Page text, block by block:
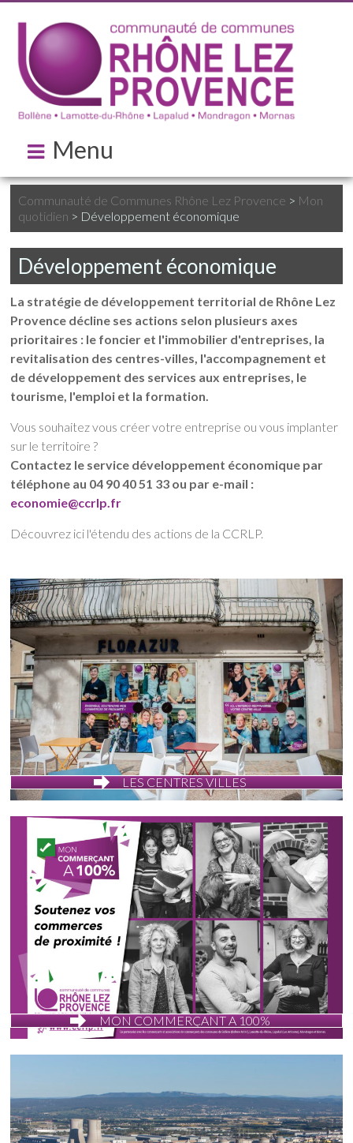
Menu
Communauté de Communes Rhône Lez Provence > Mon
quotidien > Développement économique
Développement économique
La stratégie de développement territorial de Rhône Lez
Provence décline ses actions selon plusieurs axes
prioritaires : le foncier et l'immobilier d'entreprises, la
revitalisation des centres-villes, l'accompagnement et
de développement des services aux entreprises, le
tourisme, l'emploi et la formation.
Vous souhaitez vous créer votre entreprise ou vous implanter
sur le territoire ?
Contactez le service développement économique par
téléphone au 04 90 40 51 33 ou par e-mail :
economie@ccrlp.fr
Découvrez ici l'étendu des actions de la CCRLP.
LES CENTRES VILLES
MON COMMERÇANT A 100%